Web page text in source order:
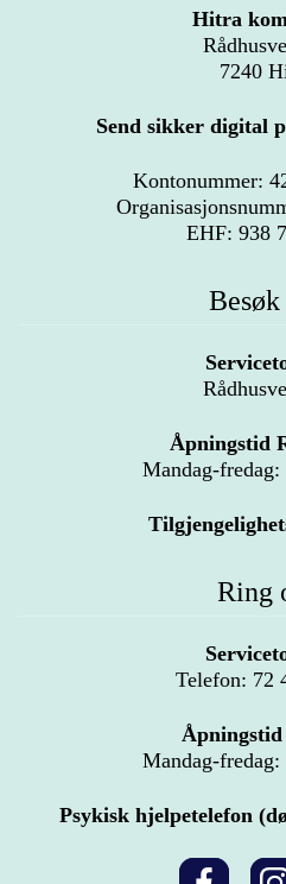
Hitra
7240
Send sikker digital
Kontonummer:
EHF: 938
Besøk
Åpningstid
Mandag-
Ring
Telefon: 72
Åpningstid
Mandag-
Psykisk hjelpetelefon